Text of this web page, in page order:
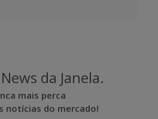
da Janela.
mais perca
notícias do mercado!